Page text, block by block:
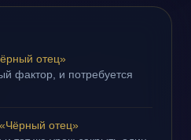
отец»
фактор, и потребуется
отец»